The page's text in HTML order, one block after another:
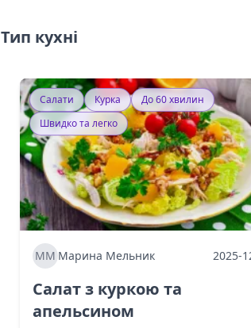
Тип кухні
Салати Курка
До 60 хвилин
Швидко та легко
ММ Марина Мельник 2025-
Салат з куркою та
апельсином